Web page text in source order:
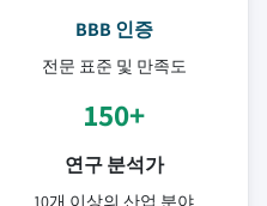
BBB 인증
전문 표준 및 만족도
150+
연구 분석가
10개 이상의 산업 분야